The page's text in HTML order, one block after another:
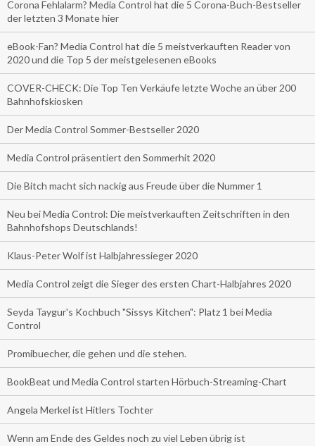
Corona Fehlalarm? Media Control hat die 5 Corona-Buch-Bestseller
der letzten 3 Monate hier
eBook-Fan? Media Control hat die 5 meistverkauften Reader von
2020 und die Top 5 der meistgelesenen eBooks
COVER-CHECK: Die Top Ten Verkäufe letzte Woche an über 200
Bahnhofskiosken
Der Media Control Sommer-Bestseller 2020
Media Control präsentiert den Sommerhit 2020
Die Bitch macht sich nackig aus Freude über die Nummer 1
Neu bei Media Control: Die meistverkauften Zeitschriften in den
Bahnhofshops Deutschlands!
Klaus-Peter Wolf ist Halbjahressieger 2020
Media Control zeigt die Sieger des ersten Chart-Halbjahres 2020
Seyda Taygur's Kochbuch "Sissys Kitchen": Platz 1 bei Media
Control
Promibuecher, die gehen und die stehen.
BookBeat und Media Control starten Hörbuch-Streaming-Chart
Angela Merkel ist Hitlers Tochter
Wenn am Ende des Geldes noch zu viel Leben übrig ist